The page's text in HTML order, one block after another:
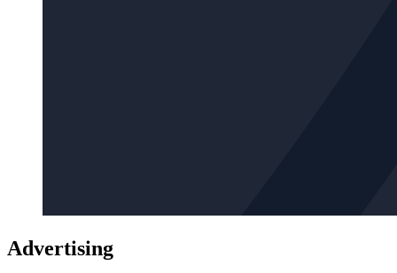
Advertising